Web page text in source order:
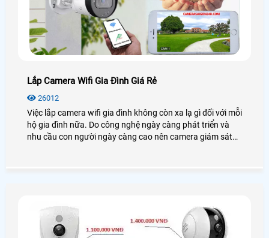
Lắp Camera Wifi Gia Đình Giá Rẻ
26012
Việc lắp camera wifi gia đình không còn xa lạ gì đối với mỗi
hộ gia đình nữa. Do công nghệ ngày càng phát triển và
nhu cầu con người ngày càng cao nên camera giám sát